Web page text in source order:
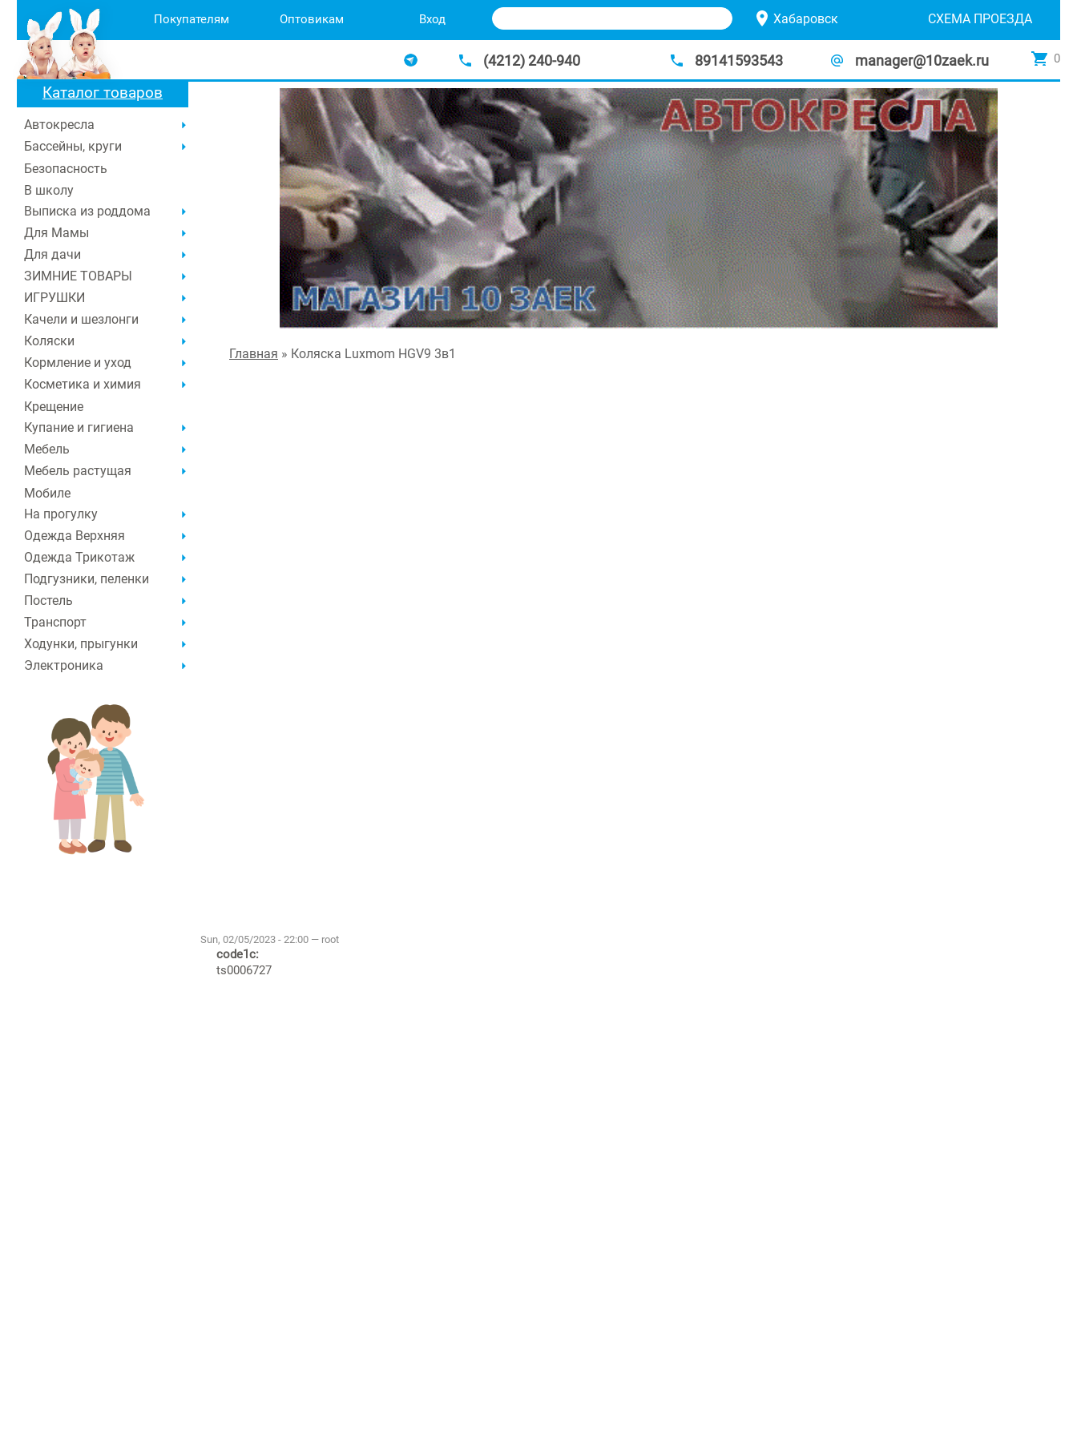
Покупателям Оптовикам Вход Хабаровск СХЕМА ПРОЕЗДА
(4212) 240-940 89141593543 manager@10zaek.ru 0
Главная » Коляска Luxmom HGV9 3в1
Sun, 02/05/2023 - 22:00 — root
code1c:
ts0006727
Каталог товаров
Автокресла
Бассейны, круги
Безопасность
В школу
Выписка из роддома
Для Мамы
Для дачи
ЗИМНИЕ ТОВАРЫ
ИГРУШКИ
Качели и шезлонги
Коляски
Кормление и уход
Косметика и химия
Крещение
Купание и гигиена
Мебель
Мебель растущая
Мобиле
На прогулку
Одежда Верхняя
Одежда Трикотаж
Подгузники, пеленки
Постель
Транспорт
Ходунки, прыгунки
Электроника